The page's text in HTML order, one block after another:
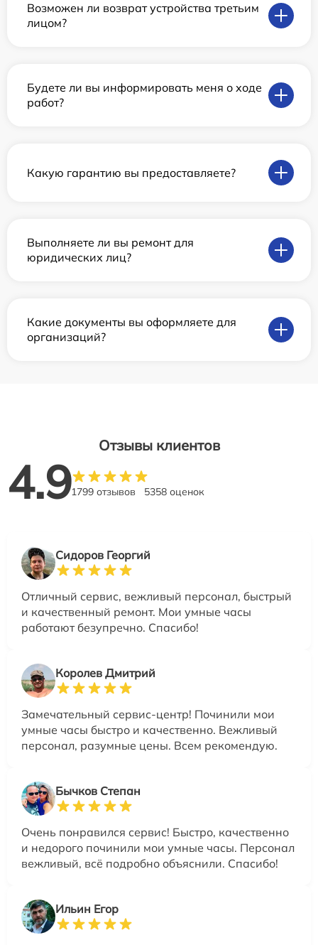
Возможен ли возврат устройства третьим
лицом?
Будете ли вы информировать меня о ходе
работ?
Какую гарантию вы предоставляете?
Выполняете ли вы ремонт для
юридических лиц?
Какие документы вы оформляете для
организаций?
Отзывы клиентов
4.91799 отзывов 5358 оценок
Сидоров Георгий
Отличный сервис, вежливый персонал, быстрый
и качественный ремонт. Мои умные часы
работают безупречно. Спасибо!
Королев Дмитрий
Замечательный сервис-центр! Починили мои
умные часы быстро и качественно. Вежливый
персонал, разумные цены. Всем рекомендую.
Бычков Степан
Очень понравился сервис! Быстро, качественно
и недорого починили мои умные часы. Персонал
вежливый, всё подробно объяснили. Спасибо!
Ильин Егор